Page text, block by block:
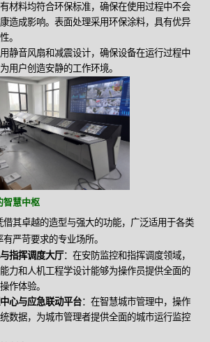
材料均符合环保标准，确保在使用过程中不会
造成影响。表面处理采用环保涂料，具有优异
。
静音风扇和减震设计，确保设备在运行过程中
用户创造安静的工作环境。
智慧中枢
借其卓越的造型与强大的功能，广泛适用于各类
严苛要求的专业场所。
指挥调度大厅：在安防监控和指挥调度领域，
力和人机工程学设计能够为操作员提供全面的
作体验。
心与应急联动平台：在智慧城市管理中，操作
数据，为城市管理者提供全面的城市运行监控